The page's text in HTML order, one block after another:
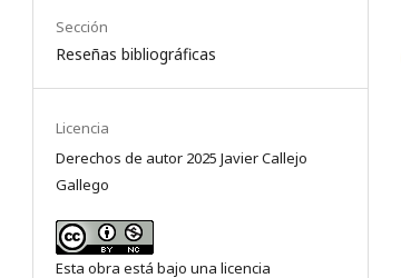
Sección
Reseñas bibliográficas
Licencia
Derechos de autor 2025 Javier Callejo
Gallego
Esta obra está bajo una licencia